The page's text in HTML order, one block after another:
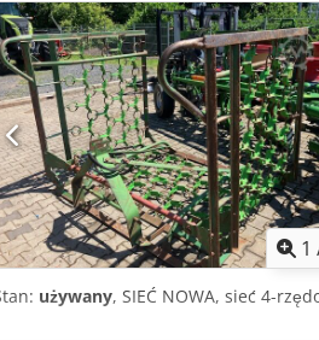
1
używany, SIEĆ NOWA, sieć 4-